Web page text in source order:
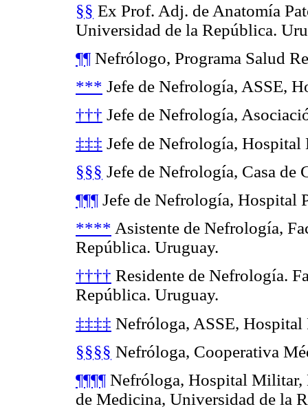
§§ Ex Prof. Adj. de Anatomía
Universidad de la República.
¶¶ Nefrólogo, Programa Salud
*** Jefe de Nefrología, ASSE,
††† Jefe de Nefrología,
‡‡‡ Jefe de Nefrología, Hospital
§§§ Jefe de Nefrología, Casa de
¶¶¶ Jefe de Nefrología, Hospital
**** Asistente de Nefrología,
República. Uruguay.
†††† Residente de Nefrología.
República. Uruguay.
‡‡‡‡ Nefróloga, ASSE, Hospital
§§§§ Nefróloga, Cooperativa
¶¶¶¶ Nefróloga, Hospital Militar,
de Medicina, Universidad de la